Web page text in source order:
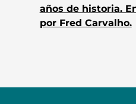
años de historia.
por Fred Carvalho.